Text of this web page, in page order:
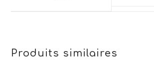
Produits similaires